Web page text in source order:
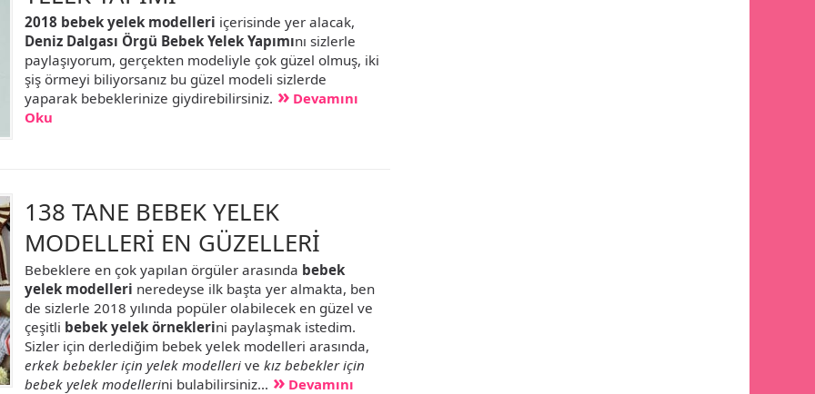
2018 bebek yelek modelleri içerisinde yer alacak,
Deniz Dalgası Örgü Bebek Yelek Yapımını sizlerle
paylaşıyorum, gerçekten modeliyle çok güzel olmuş, iki
şiş örmeyi biliyorsanız bu güzel modeli sizlerde
yaparak bebeklerinize giydirebilirsiniz.
Devamını
Oku
138 TANE BEBEK YELEK
MODELLERİ EN GÜZELLERİ
Bebeklere en çok yapılan örgüler arasında bebek
yelek modelleri neredeyse ilk başta yer almakta, ben
de sizlerle 2018 yılında popüler olabilecek en güzel ve
çeşitli bebek yelek örneklerini paylaşmak istedim.
Sizler için derlediğim bebek yelek modelleri arasında,
erkek bebekler için yelek modellerive kız bebekler için
bebek yelek modellerini bulabilirsiniz... Devamını